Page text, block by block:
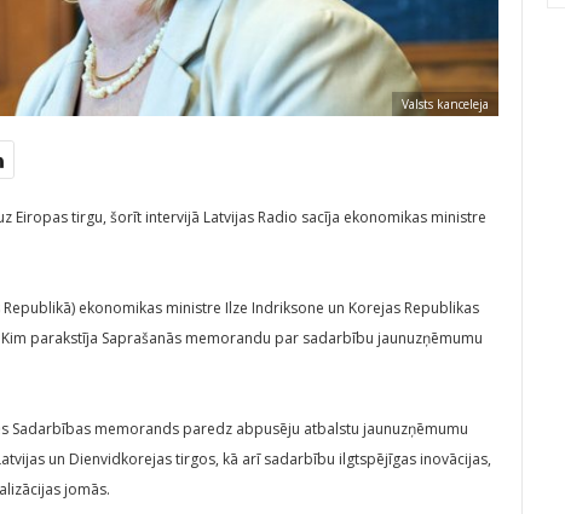
Valsts kanceleja
Eiropas tirgu, šorīt intervijā Latvijas Radio sacīja ekonomikas ministre
ekonomikas ministre Ilze Indriksone un Korejas Republikas
parakstīja Saprašanās memorandu par sadarbību jaunuzņēmumu
Sadarbības memorands paredz abpusēju atbalstu jaunuzņēmumu
un Dienvidkorejas tirgos, kā arī sadarbību ilgtspējīgas inovācijas,
jomās.